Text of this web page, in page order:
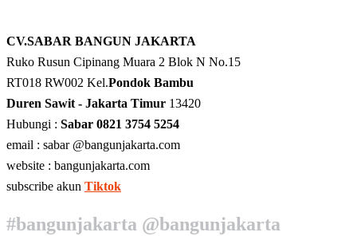
CV.SABAR BANGUN JAKARTA
Ruko Rusun Cipinang Muara 2 Blok N No.15
RT018 RW002 Kel.Pondok Bambu
Duren Sawit - Jakarta Timur 13420
Hubungi : Sabar 0821 3754 5254
email : sabar @bangunjakarta.com
website : bangunjakarta.com
subscribe akun Tiktok
#bangunjakarta @bangunjakarta